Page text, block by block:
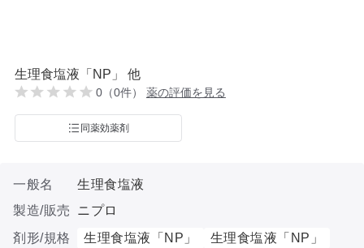
生理食塩液「NP」 他
0（0件） 薬の評価を見る
同薬効薬剤
一般名
生理食塩液
製造/販売
ニプロ
剤形/規格
生理食塩液「NP」 生理食塩液「NP」